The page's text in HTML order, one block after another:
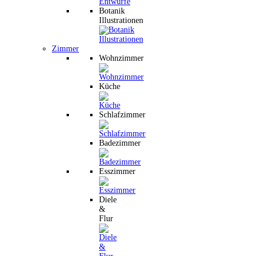
Botanik
Illustrationen
Zimmer
Wohnzimmer
Küche
Schlafzimmer
Badezimmer
Esszimmer
Diele
&
Flur